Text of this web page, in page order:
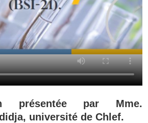
présentée par Mme.
université de Chlef.